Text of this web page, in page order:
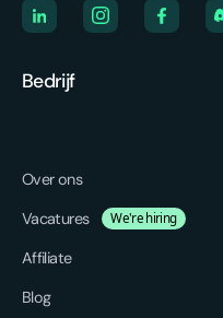
Bedrijf
Over ons
Vacatures
We're hiring
Affiliate
Blog